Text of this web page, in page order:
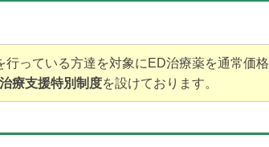
っている方達を対象にED治療薬を通常価格
療支援特別制度を設けております。